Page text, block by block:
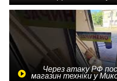
Через атаку РФ
магазин техніки у